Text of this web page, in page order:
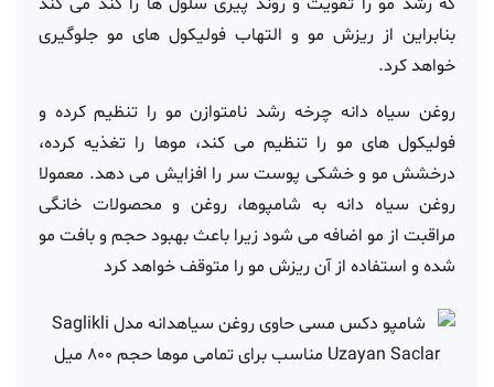
بنابراین از ریزش مو و التهاب فولیکول های مو جلوگیری
خواهد کرد.
روغن سیاه دانه چرخه رشد نامتوازن مو را تنظیم کرده و
فولیکول های مو را تنظیم می کند، موها را تغذیه کرده،
درخشش مو و خشکی پوست سر را افزایش می دهد. معمولا
روغن سیاه دانه به شامپوها، روغن و محصولات خانگی
مراقبت از مو اضافه می شود زیرا باعث بهبود حجم و بافت مو
شده و استفاده از آن ریزش مو را متوقف خواهد کرد